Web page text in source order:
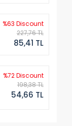
%63 Discount
227,76 TL
85,41 TL
%72 Discount
198,38 TL
54,66 TL